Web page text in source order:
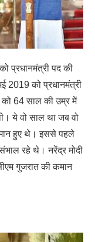
प्रधानमंत्री पद की
को प्रधानमंत्री
64 साल की उम्र में
ये वो साल था जब वो
हुए थे। इससे पहले
रहे थे। नरेंद्र मोदी
गुजरात की कमान